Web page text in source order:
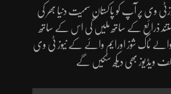
وی پر آپ کو پاکستان سمیت دنیا بھر کی
ذرائع کے ساتھ ملیں گی اس کے ساتھ
ٹاک شوز اورایم وائے کے نیوز ٹی وی
ویڈیوز بھی دیکھ سکیں گے